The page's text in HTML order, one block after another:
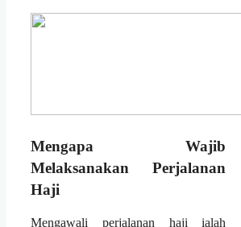
Mengapa Wajib
Melaksanakan Perjalanan
Haji
Mengawali perjalanan haji ialah